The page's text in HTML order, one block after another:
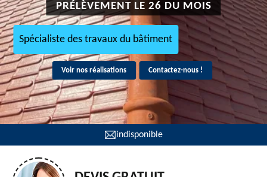
PRÉLÈVEMENT LE 26 DU MOIS
Spécialiste des travaux du bâtiment
Voir nos réalisations Contactez-nous !
indisponible